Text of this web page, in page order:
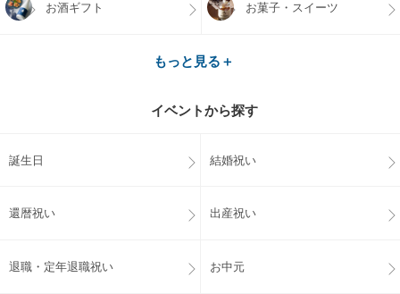
お酒ギフト お菓子・スイーツ
もっと見る＋
イベントから探す
誕生日 結婚祝い
還暦祝い 出産祝い
退職・定年退職祝い お中元